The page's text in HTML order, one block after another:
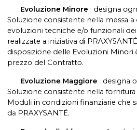
· Evoluzione Minore : designa
Soluzione consistente nella messa a
evoluzioni tecniche e/o funzionali
realizzate a iniziativa di
disposizione delle Evoluzioni Minori
prezzo del Contratto.
· Evoluzione Maggiore : designa
Soluzione consistente nella
Moduli in condizioni finanziarie che
da PRAXYSANTÉ.